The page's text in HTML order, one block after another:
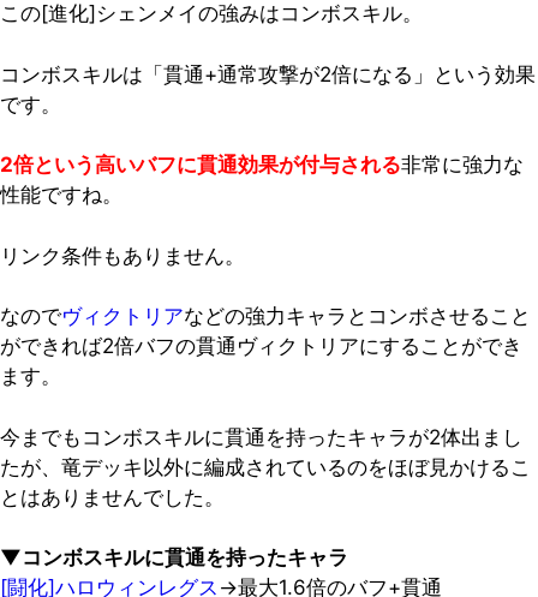
この[進化]シェンメイの強みはコンボスキル。
コンボスキルは「貫通+通常攻撃が2倍になる」という効果
です。
2倍という高いバフに貫通効果が付与される非常に強力な
性能ですね。
リンク条件もありません。
なのでヴィクトリアなどの強力キャラとコンボさせること
ができれば2倍バフの貫通ヴィクトリアにすることができ
ます。
今までもコンボスキルに貫通を持ったキャラが2体出まし
たが、竜デッキ以外に編成されているのをほぼ見かけるこ
とはありませんでした。
▼コンボスキルに貫通を持ったキャラ
[闘化]ハロウィンレグス →最大1.6倍のバフ+貫通